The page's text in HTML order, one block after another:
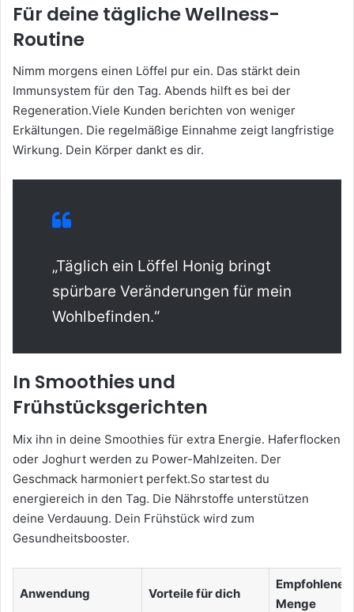
Für deine tägliche Wellness-
Routine
Nimm morgens einen Löffel pur ein. Das stärkt dein
Immunsystem für den Tag. Abends hilft es bei der
Regeneration.Viele Kunden berichten von weniger
Erkältungen. Die regelmäßige Einnahme zeigt langfristige
Wirkung. Dein Körper dankt es dir.
„Täglich ein Löffel Honig bringt
spürbare Veränderungen für mein
Wohlbefinden.“
In Smoothies und
Frühstücksgerichten
Mix ihn in deine Smoothies für extra Energie. Haferflocken
oder Joghurt werden zu Power-Mahlzeiten. Der
Geschmack harmoniert perfekt.So startest du
energiereich in den Tag. Die Nährstoffe unterstützen
deine Verdauung. Dein Frühstück wird zum
Gesundheitsbooster.
Anwendung Vorteile für dich
Empfohlene
Menge